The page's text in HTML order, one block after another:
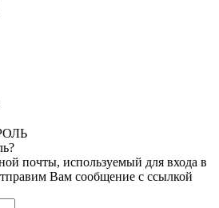
почты, используемый для входа в
Вам сообщение с ссылкой